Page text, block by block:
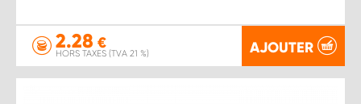
2.28 €
HORS TAXES (TVA 21 %) AJOUTER